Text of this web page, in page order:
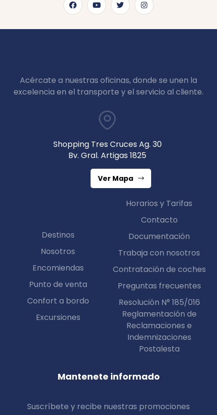
Acércate a nuestras oficinas, donde se unen la
excelencia en el transporte y el servicio al cliente.
Shopping Tres Cruces Ag. 30
Bv. Gral. Artigas 1825
Ver Mapa
Destinos
Nosotros
Encomiendas
Punto de venta
Confort a bordo
Excursiones
Horarios y Tarifas
Contacto
Documentación
Trabaja con nosotros
Contratación de coches
Preguntas frecuentes
Resolución N° 185/016
Reglamentación de
Reclamaciones e
Indemnizaciones
Postalesta
Mantenete informado
Suscríbete y recibe nuestras promociones